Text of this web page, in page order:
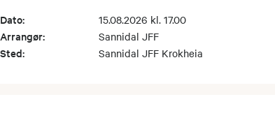
Dato: 15.08.2026 kl. 17.00
Arrangør: Sannidal JFF
Sted: Sannidal JFF Krokheia